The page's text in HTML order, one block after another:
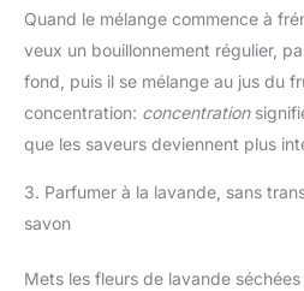
Quand le mélange commence à
veux un bouillonnement régulier,
fond, puis il se mélange au jus du
concentration: concentration
que les saveurs deviennent plus
3. Parfumer à la lavande, sans
savon
Mets les fleurs de lavande